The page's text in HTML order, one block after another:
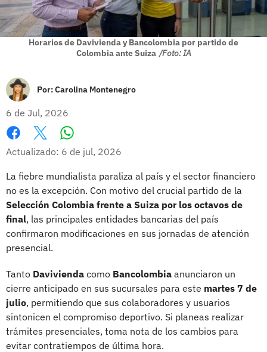
Horarios de Davivienda y Bancolombia por partido de
Colombia ante Suiza /Foto: IA
Por:Carolina Montenegro
6 de Jul, 2026
Facebook
X
Actualizado: 6 de jul, 2026
La fiebre mundialista paraliza al país y el sector financiero
no es la excepción. Con motivo del crucial partido de la
Selección Colombia frente a Suiza por los octavos de
final, las principales entidades bancarias del país
confirmaron modificaciones en sus jornadas de atención
presencial.
Tanto Davivienda como Bancolombia anunciaron un
cierre anticipado en sus sucursales para este martes 7 de
julio, permitiendo que sus colaboradores y usuarios
sintonicen el compromiso deportivo. Si planeas realizar
trámites presenciales, toma nota de los cambios para
evitar contratiempos de última hora.